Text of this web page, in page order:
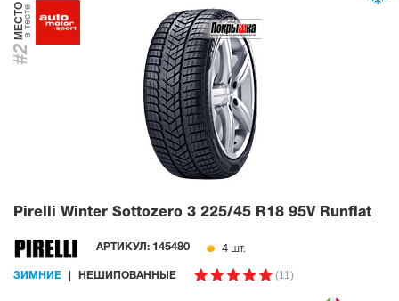
#2
МЕСТОв тесте
Pirelli Winter Sottozero 3 225/45 R18 95V Runflat
АРТИКУЛ: 145480 4 шт.
ЗИМНИЕ НЕШИПОВАННЫЕ (11)